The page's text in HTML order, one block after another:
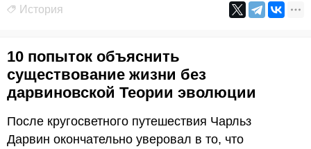
История
10 попыток объяснить
существование жизни без
дарвиновской Теории эволюции
После кругосветного путешествия Чарльз
Дарвин окончательно уверовал в то, что